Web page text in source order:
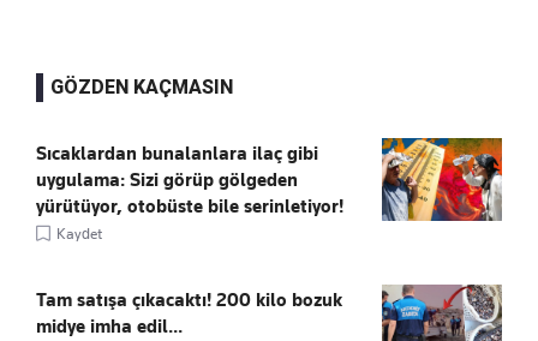
GÖZDEN KAÇMASIN
Sıcaklardan bunalanlara ilaç gibi
uygulama: Sizi görüp gölgeden
yürütüyor, otobüste bile serinletiyor!
Kaydet
Tam satışa çıkacaktı! 200 kilo bozuk
midye imha edil...